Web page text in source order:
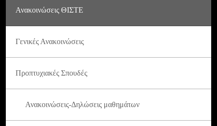
Ανακοινώσεις ΘΙΣΤΕ
Γενικές Ανακοινώσεις
Προπτυχιακές Σπουδές
Ανακοινώσεις-Δηλώσεις μαθημάτων